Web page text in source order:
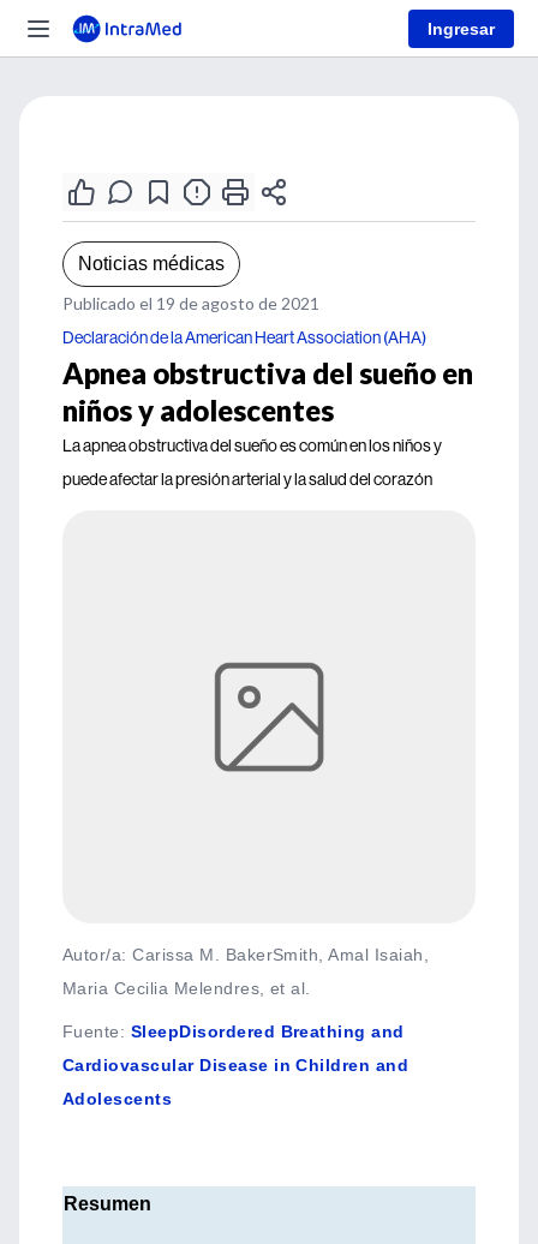
Ingresar
Noticias médicas
Publicado el 19 de agosto de 2021
Declaración de la American Heart Association (AHA)
Apnea obstructiva del sueño en
niños y adolescentes
La apnea obstructiva del sueño es común en los niños y
puede afectar la presión arterial y la salud del corazón
Autor/a: Carissa M. BakerSmith, Amal Isaiah,
Maria Cecilia Melendres, et al.
Fuente: SleepDisordered Breathing and
Cardiovascular Disease in Children and
Adolescents
Resumen